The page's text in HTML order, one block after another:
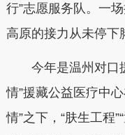
行”志愿服务队。一
高原的接力从未停下
今年是温州对口援
情”援藏公益医疗中
情”之下，“肤生工程